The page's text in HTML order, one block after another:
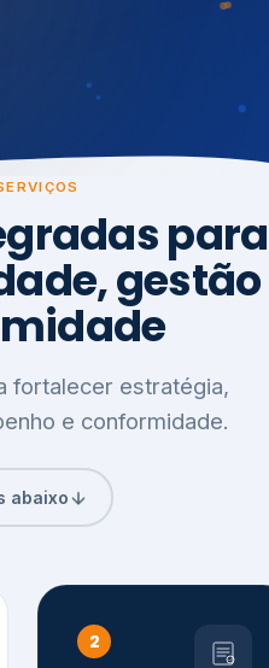
para
gestão
fortalecer estratégia,
e conformidade.
abaixo
2